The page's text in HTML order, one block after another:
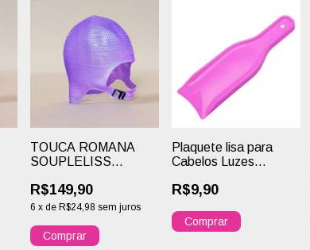
TOUCA ROMANA
SOUPLELISS
3000 FUROS
R$149,90
6 xdeR$24,98 sem juros
Plaquete lisa para
Cabelos Luzes
R$9,90